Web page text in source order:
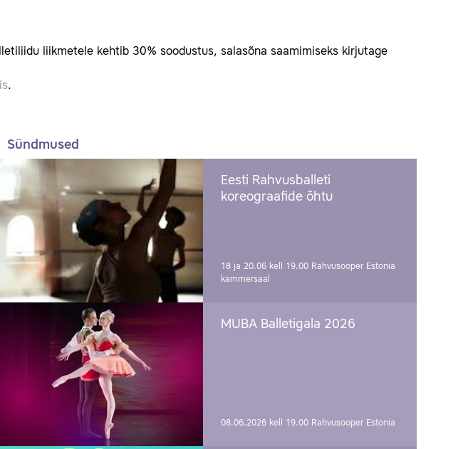
liikmetele kehtib 30% soodustus, salasõna saamimiseks kirjutage
.
Sündmused
Eesti Rahvusballeti
koreograafide õhtu
18 ja 20.06 kell 19.00 Rahvusooper Estonia
kammersaal
MUBA Balletigala 2026
08.06.2026 kell 19.00 Rahvusooper Estonia